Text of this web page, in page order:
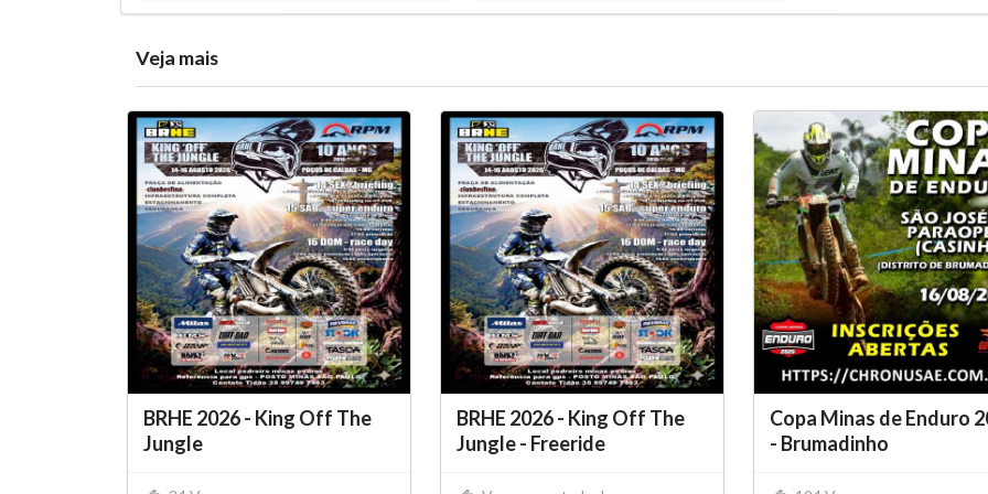
Veja mais
BRHE 2026 - King Off The
Jungle
BRHE 2026 - King Off The
Jungle - Freeride
Copa Minas de Enduro
- Brumadinho